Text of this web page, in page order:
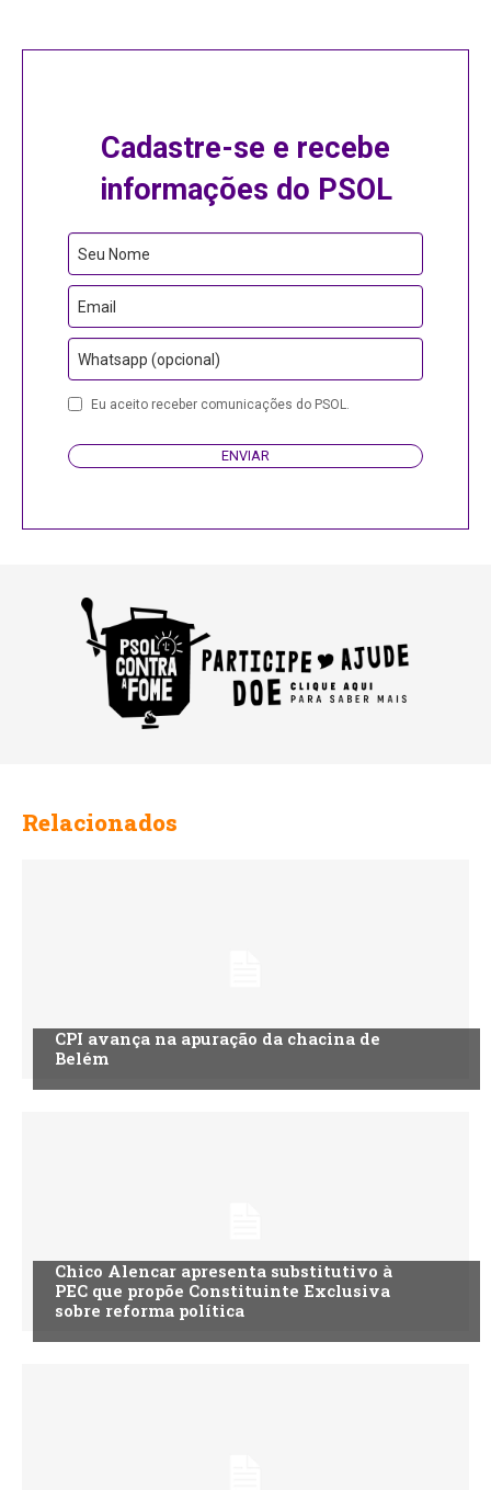
Cadastre-se e recebe
informações do PSOL
Seu Nome
Email
Whatsapp (opcional)
Company
Eu aceito receber comunicações do PSOL.
ENVIAR
Relacionados
CPI avança na apuração da chacina de
Belém
Chico Alencar apresenta substitutivo à
PEC que propõe Constituinte Exclusiva
sobre reforma política